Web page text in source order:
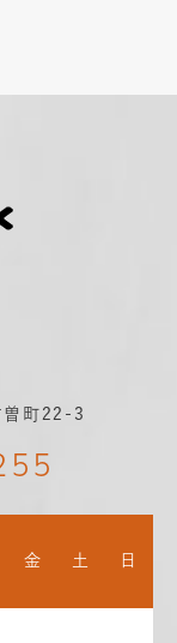
曽町22-3
金 土 日